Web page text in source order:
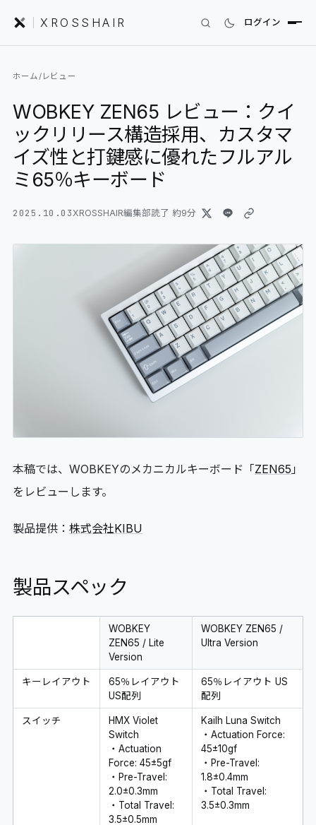
XROSSHAIR ログイン
01 製品を探す SEARCH
02編集部レビュー REVIEWS
03ニュース
DESK GALLERY
GLOSSARY
ホーム/レビュー
WOBKEY ZEN65 レビュー：クイ
ックリリース構造採用、カスタマ
イズ性と打鍵感に優れたフルアル
ミ65％キーボード
2025.10.03XROSSHAIR編集部読了 約9分
本稿では、WOBKEYのメカニカルキーボード「ZEN65 」
をレビューします。
製品提供： 株式会社KIBU
製品スペック
WOBKEY
ZEN65 / Lite
Version
WOBKEY ZEN65 /
Ultra Version
キーレイアウト
65％レイアウト
US配列
65％レイアウト US
配列
スイッチ
HMX Violet
Switch
・Actuation
Force: 45±5gf
・Pre-Travel:
2.0±0.3mm
・Total Travel:
3.5±0.5mm
Kailh Luna Switch
・Actuation Force:
45±10gf
・Pre-Travel:
1.8±0.4mm
・Total Travel:
3.5±0.3mm